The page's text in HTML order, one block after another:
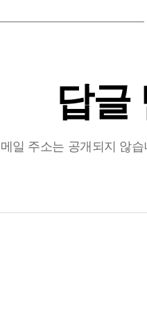
답글
일 주소는 공개되지 않습